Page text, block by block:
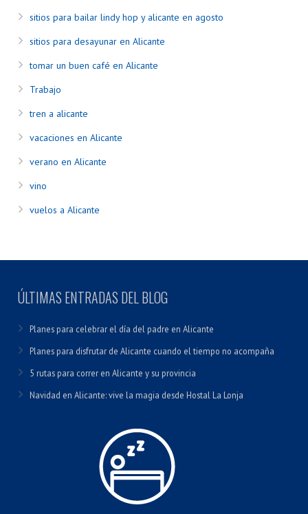
sitios para bailar lindy hop y alicante en agosto
sitios para desayunar en Alicante
tomar un buen café en Alicante
Trabajo
tren a alicante
vacaciones en Alicante
verano en Alicante
vino
vuelos a Alicante
ÚLTIMAS ENTRADAS DEL BLOG
Planes para celebrar el día del padre en Alicante
Planes para disfrutar de Alicante cuando el tiempo no acompaña
5 rutas para correr en Alicante y su provincia
Navidad en Alicante: vive la magia desde Hostal La Lonja